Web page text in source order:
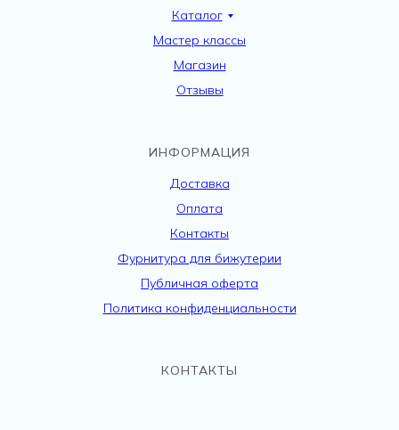
Каталог
Мастер классы
Магазин
Отзывы
ИНФОРМАЦИЯ
Доставка
Оплата
Контакты
Фурнитура для бижутерии
Публичная оферта
Политика конфиденциальности
КОНТАКТЫ